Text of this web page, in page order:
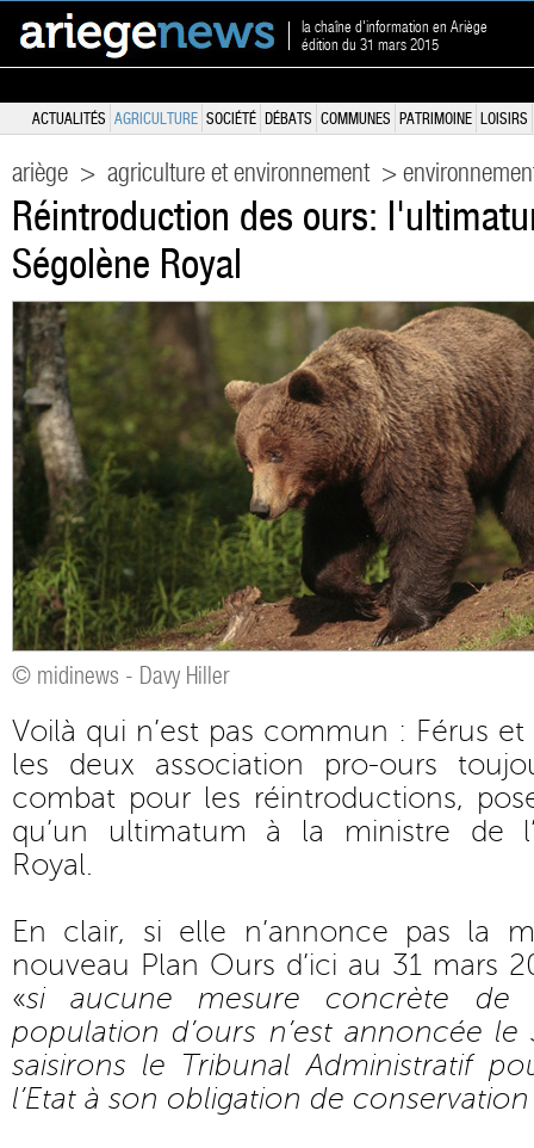
la chaîne d'information en Ariège
édition du 31 mars 2015
ACTUALITÉS AGRICULTURE SOCIÉTÉ DÉBATS COMMUNES PATRIMOINE LOISIRS
ariège > agriculture et environnement >
Réintroduction des ours:
Ségolène Royal
© midinews - Davy Hiller
Voilà qui n’est pas commun : Férus et
les deux association pro-ours
combat pour les réintroductions,
qu’un ultimatum à la ministre de
Royal.
En clair, si elle n’annonce pas la
nouveau Plan Ours d’ici au 31 mars
«si aucune mesure concrète de
population d’ours n’est annoncée le
saisirons le Tribunal Administratif
l’Etat à son obligation de conservation